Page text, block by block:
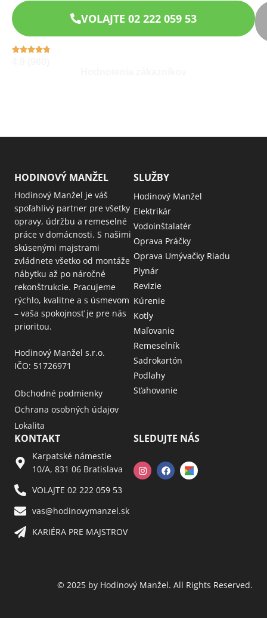
VOLAJTE 02 222 059 53
HODINOVÝ MANŽEL
Hodinový Manžel je váš
spoľahlivý partner pre všetky
opravy, údržbu a remeselné
práce v domácnosti. S našimi
skúsenými majstrami
zvládnete všetko od montáže
nábytku až po náročné
rekonštrukcie. Pracujeme
rýchlo, kvalitne a s úsmevom
– vaša spokojnosť je pre nás
prioritou.
Hodinový Manžel s.r.o.
IČO: 51726971
Obchodné podmienky
Ochrana osobných údajov
Lokalita
SLUŽBY
Hodinový Manžel
Elektrikár
Vodoinštalatér
Oprava Práčky
Oprava Umývačky Riadu
Plynár
Revizie
Kúrenie
Kotly
Maľovanie
Remeselník
Sadrokartón
Podlahy
Sťahovanie
KONTAKT
Karpatské námestie
10/A, 831 06 Bratislava
VOLAJTE 02 222 059 53​
vas@hodinovymanzel.sk​
KARIÉRA PRE MAJSTROV​
SLEDUJTE NÁS
© 2025 by Hodinový Manžel. All Rights Reserved.